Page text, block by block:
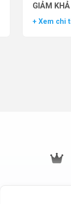
GIẢM
NAM GIỚI
+ Xem chi